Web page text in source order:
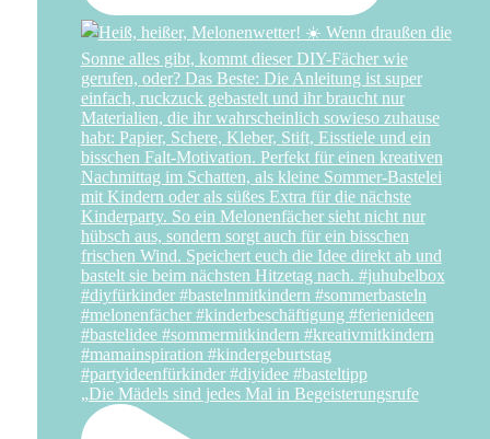
„Die Mädels sind jedes Mal in Begeisterungsrufe